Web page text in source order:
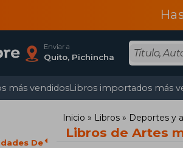
Enviar a
Quito, Pichincha
más vendidosLibros importados más
De
Inicio Libros Deportes y
Libros de Artes